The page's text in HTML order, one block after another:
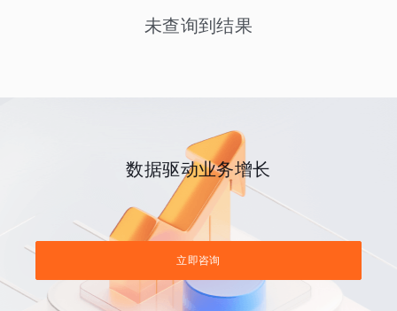
未查询到结果
数据驱动业务增长
立即咨询